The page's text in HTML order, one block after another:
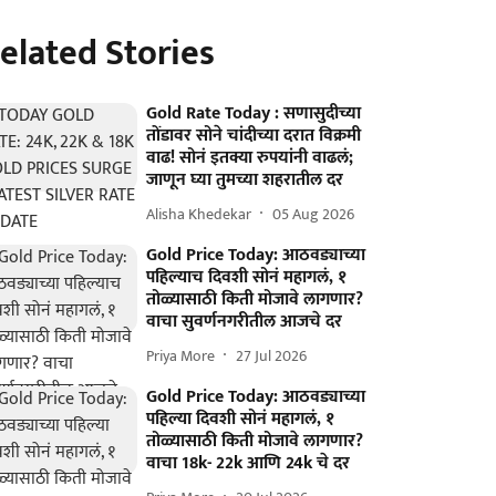
Stories
Gold Rate Today : सणासुदीच्या
तोंडावर सोने चांदीच्या दरात विक्रमी
वाढ! सोनं इतक्या रुपयांनी वाढलं;
जाणून घ्या तुमच्या शहरातील दर
Alisha Khedekar 05 Aug 2026
Gold Price Today: आठवड्याच्या
पहिल्याच दिवशी सोनं महागलं, १
तोळ्यासाठी किती मोजावे लागणार?
वाचा सुवर्णनगरीतील आजचे दर
Priya More 27 Jul 2026
Gold Price Today: आठवड्याच्या
पहिल्या दिवशी सोनं महागलं, १
तोळ्यासाठी किती मोजावे लागणार?
वाचा 18k- 22k आणि 24k चे दर